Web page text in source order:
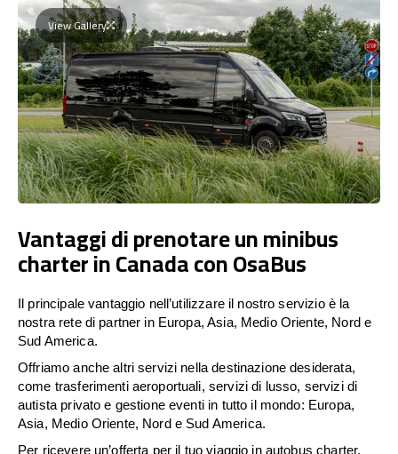
View Gallery
Vantaggi di prenotare un minibus
charter in Canada con OsaBus
Il principale vantaggio nell’utilizzare il nostro servizio è la
nostra rete di partner in Europa, Asia, Medio Oriente, Nord e
Sud America.
Offriamo anche altri servizi nella destinazione desiderata,
come trasferimenti aeroportuali, servizi di lusso, servizi di
autista privato e gestione eventi in tutto il mondo: Europa,
Asia, Medio Oriente, Nord e Sud America.
Per ricevere un’offerta per il tuo viaggio in autobus charter,